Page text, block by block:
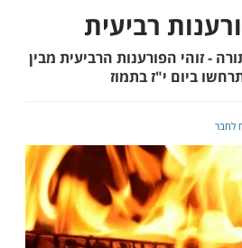
רביעית
הרביעית מבין
י"ז בתמוז